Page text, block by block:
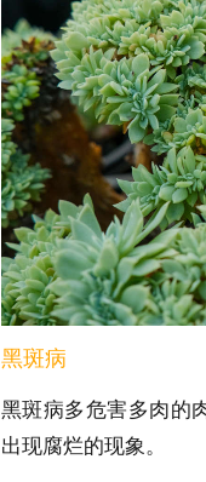
黑斑病
黑斑病多危害多肉的
出现腐烂的现象。